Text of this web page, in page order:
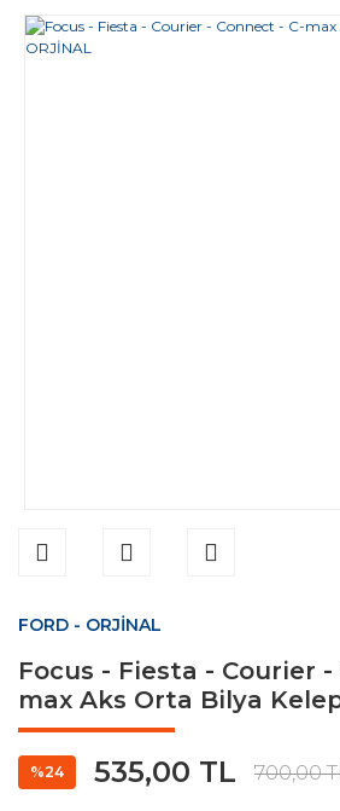
FORD - ORJİNAL
Focus - Fiesta - Courier
max Aks Orta Bilya
%24 535,00 TL 700,00